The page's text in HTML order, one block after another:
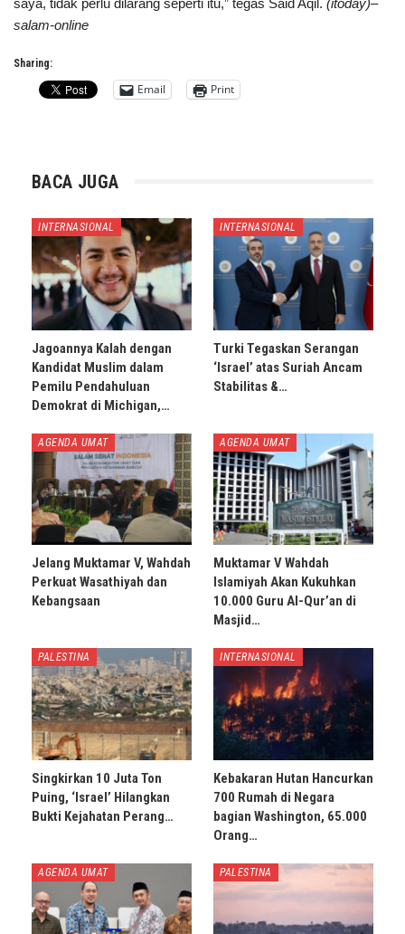
salam-online
Sharing:
Email Print
BACA JUGA
INTERNASIONAL
Jagoannya Kalah dengan
Kandidat Muslim dalam
Pemilu Pendahuluan
Demokrat di Michigan,…
INTERNASIONAL
Turki Tegaskan Serangan
‘Israel’ atas Suriah Ancam
Stabilitas &…
AGENDA UMAT
Jelang Muktamar V, Wahdah
Perkuat Wasathiyah dan
Kebangsaan
AGENDA UMAT
Muktamar V Wahdah
Islamiyah Akan Kukuhkan
10.000 Guru Al-Qur’an di
Masjid…
PALESTINA
Singkirkan 10 Juta Ton
Puing, ‘Israel’ Hilangkan
Bukti Kejahatan Perang…
INTERNASIONAL
Kebakaran Hutan Hancurkan
700 Rumah di Negara
bagian Washington, 65.000
Orang…
AGENDA UMAT PALESTINA